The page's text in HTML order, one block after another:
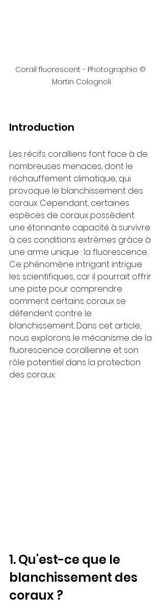
Corail fluorescent - Photographie ©
Martin Colognoli
Introduction
Les récifs coralliens font face à de
nombreuses menaces, dont le
réchauffement climatique, qui
provoque le blanchissement des
coraux. Cependant, certaines
espèces de coraux possèdent
une étonnante capacité à survivre
à ces conditions extrêmes grâce à
une arme unique : la fluorescence.
Ce phénomène intrigant intrigue
les scientifiques, car il pourrait offrir
une piste pour comprendre
comment certains coraux se
défendent contre le
blanchissement. Dans cet article,
nous explorons le mécanisme de la
fluorescence corallienne et son
rôle potentiel dans la protection
des coraux.
1. Qu'est-ce que le
blanchissement des
coraux ?